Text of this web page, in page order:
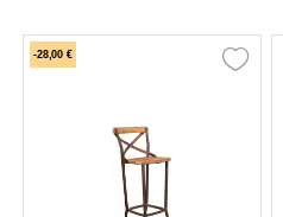
-28,00 €